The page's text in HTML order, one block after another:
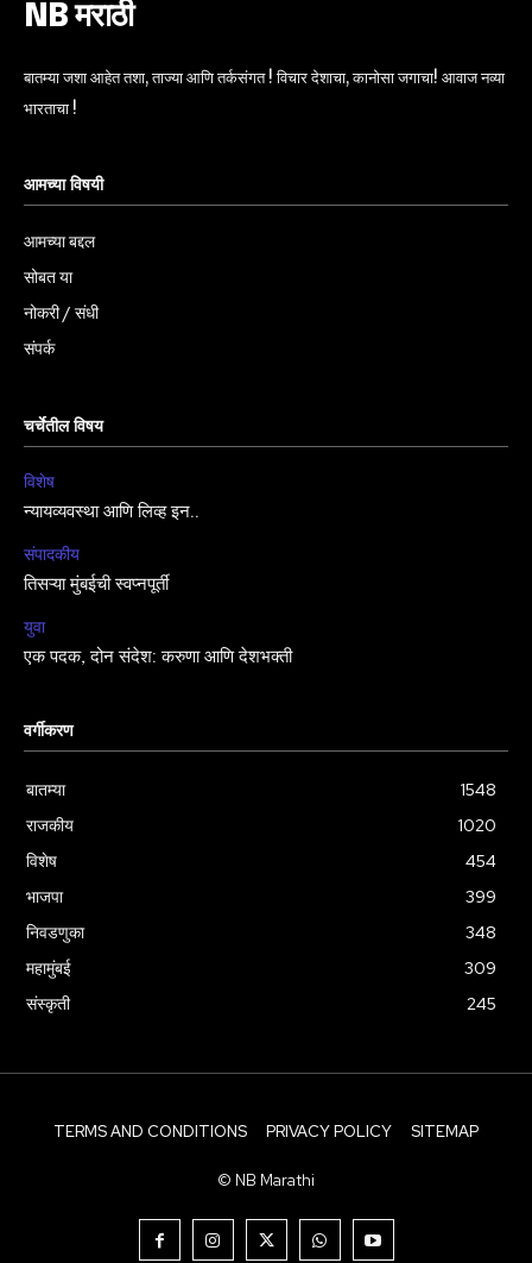
NB मराठी
बातम्या जशा आहेत तशा, ताज्या आणि तर्कसंगत ! विचार देशाचा, कानोसा जगाचा! आवाज नव्या
भारताचा !
आमच्या विषयी
आमच्या बद्दल
सोबत या
नोकरी / संधी
संपर्क
चर्चेतील विषय
विशेष
न्यायव्यवस्था आणि लिव्ह इन..
संपादकीय
तिसऱ्या मुंबईची स्वप्नपूर्ती
युवा
एक पदक, दोन संदेश: करुणा आणि देशभक्ती
वर्गीकरण
बातम्या
1548
राजकीय
1020
विशेष
454
भाजपा
399
निवडणुका
348
महामुंबई
309
संस्कृती
245
TERMS AND CONDITIONS PRIVACY POLICY SITEMAP
© NB Marathi